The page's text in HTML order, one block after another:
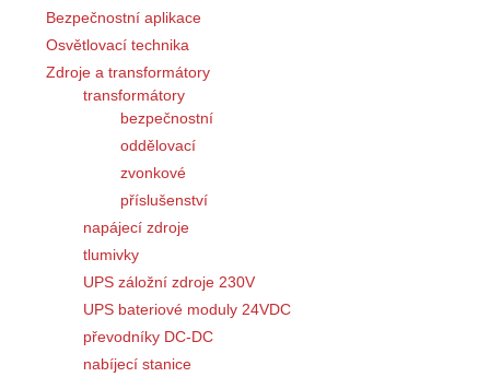
Bezpečnostní aplikace
Osvětlovací technika
Zdroje a transformátory
transformátory
bezpečnostní
oddělovací
zvonkové
příslušenství
napájecí zdroje
tlumivky
UPS záložní zdroje 230V
UPS bateriové moduly 24VDC
převodníky DC-DC
nabíjecí stanice